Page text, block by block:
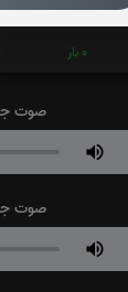
جزء 27
0 بار
صوت
صوت